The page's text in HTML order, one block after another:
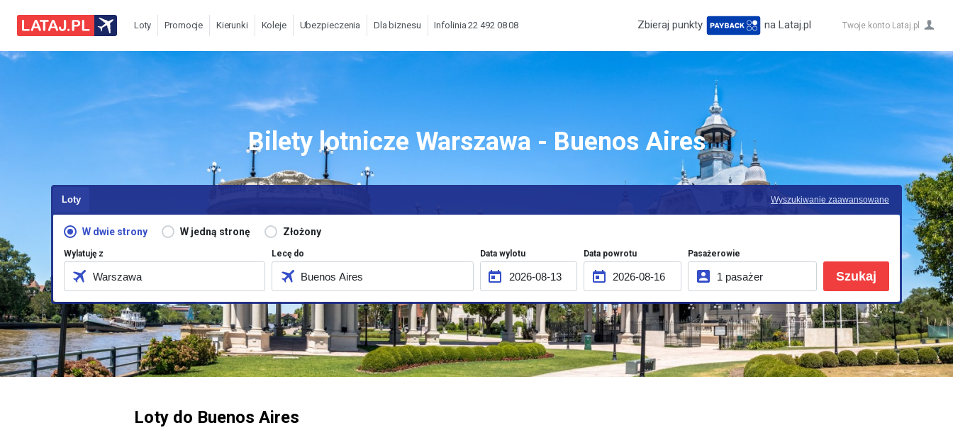
Zbieraj punkty na Lataj.pl Twoje konto Lataj.pl
Loty Promocje Kierunki Koleje Ubezpieczenia Dla biznesu Infolinia 22 492 08 08
Bilety lotnicze Warszawa - Buenos Aires
Loty
W dwie strony W jedną stronę Złożony
Wylatuję z Lecę do Data wylotu Data powrotu Pasażerowie
Szukaj
Wyszukiwanie zaawansowane
Loty do Buenos Aires